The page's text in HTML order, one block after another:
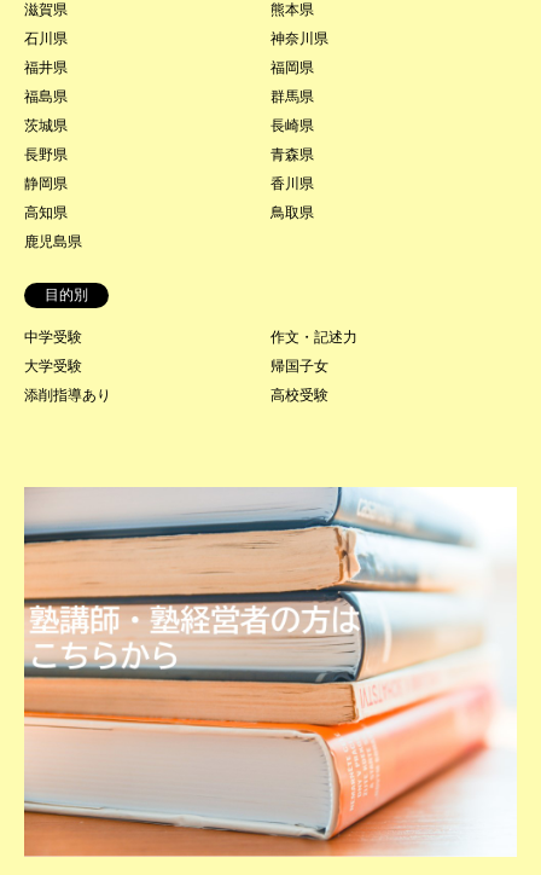
滋賀県
熊本県
石川県
神奈川県
福井県
福岡県
福島県
群馬県
茨城県
長崎県
長野県
青森県
静岡県
香川県
高知県
鳥取県
鹿児島県
目的別
中学受験
作文・記述力
大学受験
帰国子女
添削指導あり
高校受験